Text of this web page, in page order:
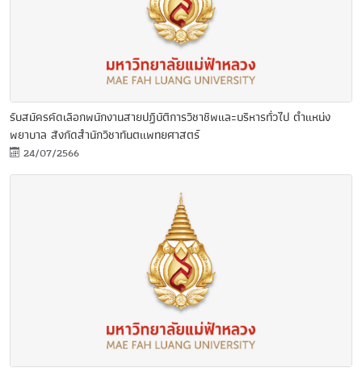
รับสมัครคัดเลือกพนักงานสายปฏิบัติการวิชาชีพและบริหารทั่วไป ตำแหน่ง
พยาบาล สังกัดสำนักวิชาทันตแพทยศาสตร์
24/07/2566